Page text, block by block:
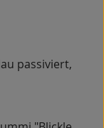
passiviert,